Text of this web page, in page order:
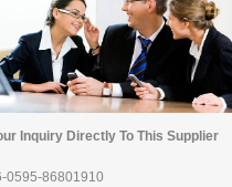
Inquiry Directly To This Supplier
0595-86801910